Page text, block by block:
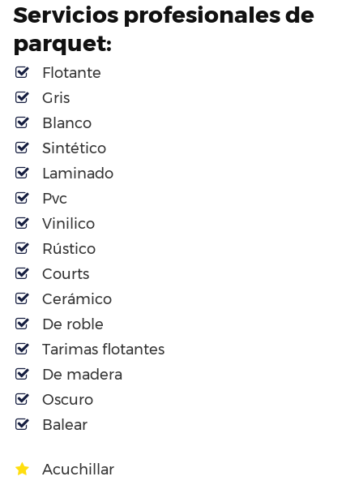
Servicios profesionales de
parquet:
Flotante
Gris
Blanco
Sintético
Laminado
Pvc
Vinilico
Rústico
Courts
Cerámico
De roble
Tarimas flotantes
De madera
Oscuro
Balear
Acuchillar